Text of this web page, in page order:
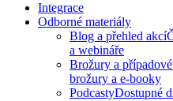
Integrace
Odborné materiály
Blog a přehled akcí
a webináře
Brožury a
brožury a e-booky
PodcastyDostupné